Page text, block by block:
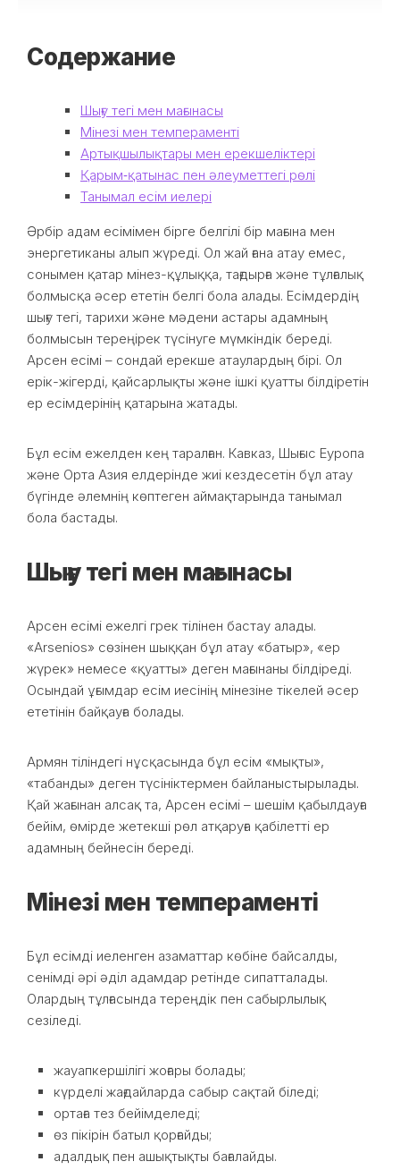
Содержание
Шығу тегі мен мағынасы
Мінезі мен темпераменті
Артықшылықтары мен ерекшеліктері
Қарым‑қатынас пен әлеуметтегі рөлі
Танымал есім иелері
Әрбір адам есімімен бірге белгілі бір мағына мен
энергетиканы алып жүреді. Ол жай ғана атау емес,
сонымен қатар мінез-құлыққа, тағдырға және тұлғалық
болмысқа әсер ететін белгі бола алады. Есімдердің
шығу тегі, тарихи және мәдени астары адамның
болмысын тереңірек түсінуге мүмкіндік береді.
Арсен есімі – сондай ерекше атаулардың бірі. Ол
ерік-жігерді, қайсарлықты және ішкі қуатты білдіретін
ер есімдерінің қатарына жатады.
Бұл есім ежелден кең таралған. Кавказ, Шығыс Еуропа
және Орта Азия елдерінде жиі кездесетін бұл атау
бүгінде әлемнің көптеген аймақтарында танымал
бола бастады.
Шығу тегі мен мағынасы
Арсен есімі ежелгі грек тілінен бастау алады.
«Arsenios» сөзінен шыққан бұл атау «батыр», «ер
жүрек» немесе «қуатты» деген мағынаны білдіреді.
Осындай ұғымдар есім иесінің мінезіне тікелей әсер
ететінін байқауға болады.
Армян тіліндегі нұсқасында бұл есім «мықты»,
«табанды» деген түсініктермен байланыстырылады.
Қай жағынан алсақ та, Арсен есімі – шешім қабылдауға
бейім, өмірде жетекші рөл атқаруға қабілетті ер
адамның бейнесін береді.
Мінезі мен темпераменті
Бұл есімді иеленген азаматтар көбіне байсалды,
сенімді әрі әділ адамдар ретінде сипатталады.
Олардың тұлғасында тереңдік пен сабырлылық
сезіледі.
жауапкершілігі жоғары болады;
күрделі жағдайларда сабыр сақтай біледі;
ортаға тез бейімделеді;
өз пікірін батыл қорғайды;
адалдық пен ашықтықты бағалайды.